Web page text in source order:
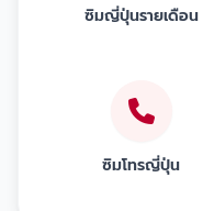
ซิมญี่ปุ่นรายเดือน
ซิมโทรญี่ปุ่น